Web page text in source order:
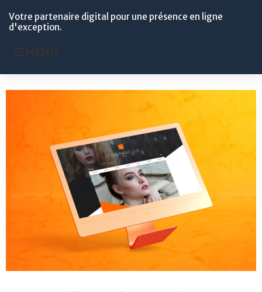
Votre partenaire digital pour une présence en ligne
d'exception.